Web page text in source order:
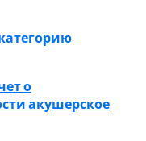
о
акушерское